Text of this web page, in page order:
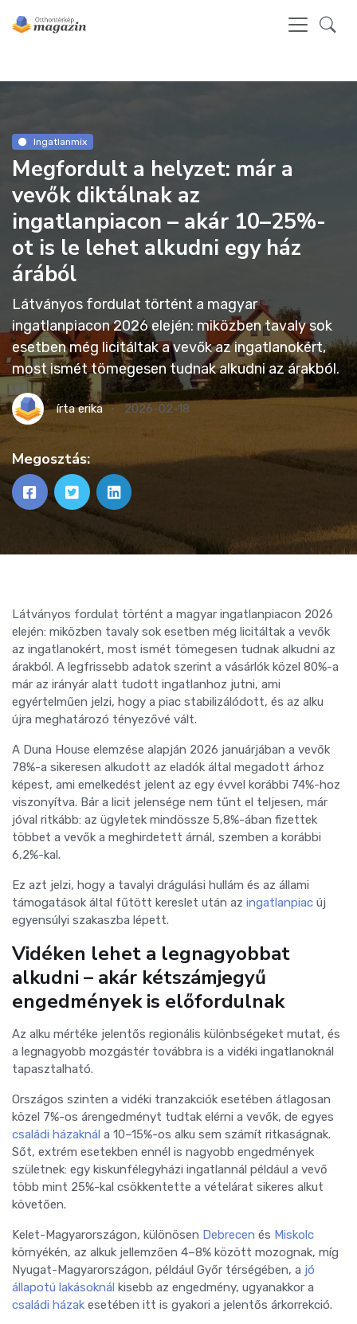
Ingatlanmix
Megfordult a helyzet: már a
vevők diktálnak az
ingatlanpiacon – akár 10–25%-
ot is le lehet alkudni egy ház
árából
Látványos fordulat történt a magyar
ingatlanpiacon 2026 elején: miközben tavaly sok
esetben még licitáltak a vevők az ingatlanokért,
most ismét tömegesen tudnak alkudni az árakból.
írtaerika 2026-02-18
Megosztás:
Látványos fordulat történt a magyar ingatlanpiacon 2026
elején: miközben tavaly sok esetben még licitáltak a vevők
az ingatlanokért, most ismét tömegesen tudnak alkudni az
árakból. A legfrissebb adatok szerint a vásárlók közel 80%-a
már az irányár alatt tudott ingatlanhoz jutni, ami
egyértelműen jelzi, hogy a piac stabilizálódott, és az alku
újra meghatározó tényezővé vált.
A Duna House elemzése alapján 2026 januárjában a vevők
78%-a sikeresen alkudott az eladók által megadott árhoz
képest, ami emelkedést jelent az egy évvel korábbi 74%-hoz
viszonyítva. Bár a licit jelensége nem tűnt el teljesen, már
jóval ritkább: az ügyletek mindössze 5,8%-ában fizettek
többet a vevők a meghirdetett árnál, szemben a korábbi
6,2%-kal.
Ez azt jelzi, hogy a tavalyi drágulási hullám és az állami
támogatások által fűtött kereslet után az ingatlanpiac új
egyensúlyi szakaszba lépett.
Vidéken lehet a legnagyobbat
alkudni – akár kétszámjegyű
engedmények is előfordulnak
Az alku mértéke jelentős regionális különbségeket mutat, és
a legnagyobb mozgástér továbbra is a vidéki ingatlanoknál
tapasztalható.
Országos szinten a vidéki tranzakciók esetében átlagosan
közel 7%-os árengedményt tudtak elérni a vevők, de egyes
családi házaknál a 10–15%-os alku sem számít ritkaságnak.
Sőt, extrém esetekben ennél is nagyobb engedmények
születnek: egy kiskunfélegyházi ingatlannál például a vevő
több mint 25%-kal csökkentette a vételárat sikeres alkut
követően.
Kelet-Magyarországon, különösen Debrecen és Miskolc
környékén, az alkuk jellemzően 4–8% között mozognak, míg
Nyugat-Magyarországon, például Győr térségében, a jó
állapotú lakásoknál kisebb az engedmény, ugyanakkor a
családi házak esetében itt is gyakori a jelentős árkorrekció.